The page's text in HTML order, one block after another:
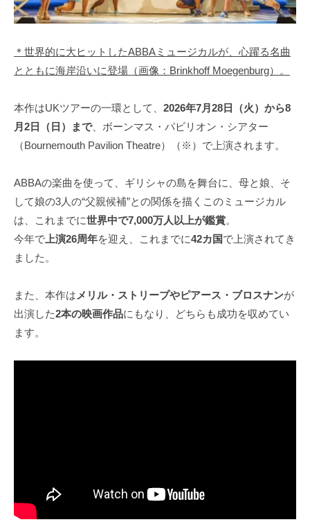
＊世界的に大ヒットしたABBAミュージカルが、心躍る名曲
とともに海岸沿いに登場（画像：Brinkhoff Moegenburg）。
本作はUKツアーの一環として、 2026年7月28日（火）から8
月2日（日）まで、ボーンマス・パビリオン・シアター
（Bournemouth Pavilion Theatre）（※）で上演されます。
ABBAの楽曲を使って、ギリシャの島を舞台に、母と娘、そ
して娘の3人の“父親候補”との関係を描くこのミュージカル
は、これまでに世界中で7,000万人以上が鑑賞。
今年で 上演26周年を迎え、これまでに42カ国で上演されてき
ました。
また、本作は メリル・ストリープやピアース・ブロスナンが
出演した2本の映画作品にもなり、どちらも成功を収めてい
ます。